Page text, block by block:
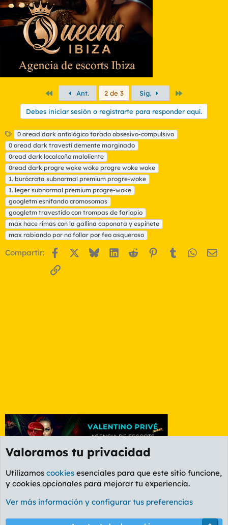
PrimeroAnt. 2 de 3 Sig.
Debes iniciar sesión o registrarte para responder aquí.
E
t
i
q
u
e
t
a
s
0 oread dark antológico tarado obsesivo-compulsivo
0 oread dark travesti demente marginado
0read dark localcoño maloliente
0read dark progre woke woke progre woke woke
1. burócrata subnormal premium progre-woke
1. leger subnormal premium progre-woke
googletm esnifando cromosomas
googletm travestido con trompas de farlopio
max hace rimas con la gallina caponata y espinete
max rabiando por no follar por feo asqueroso
Compartir: Facebook BlueskyLinkedIn
Reddit Pinterest
Tumblr
Enlace
Foro General
Cookies
PL OLDSTYLE AMARILLO
Valoramos tu privacidad
Utilizamos cookies esenciales para que este sitio funcione,
y cookies opcionales para mejorar tu experiencia.
Ver más información y configurar tus preferencias